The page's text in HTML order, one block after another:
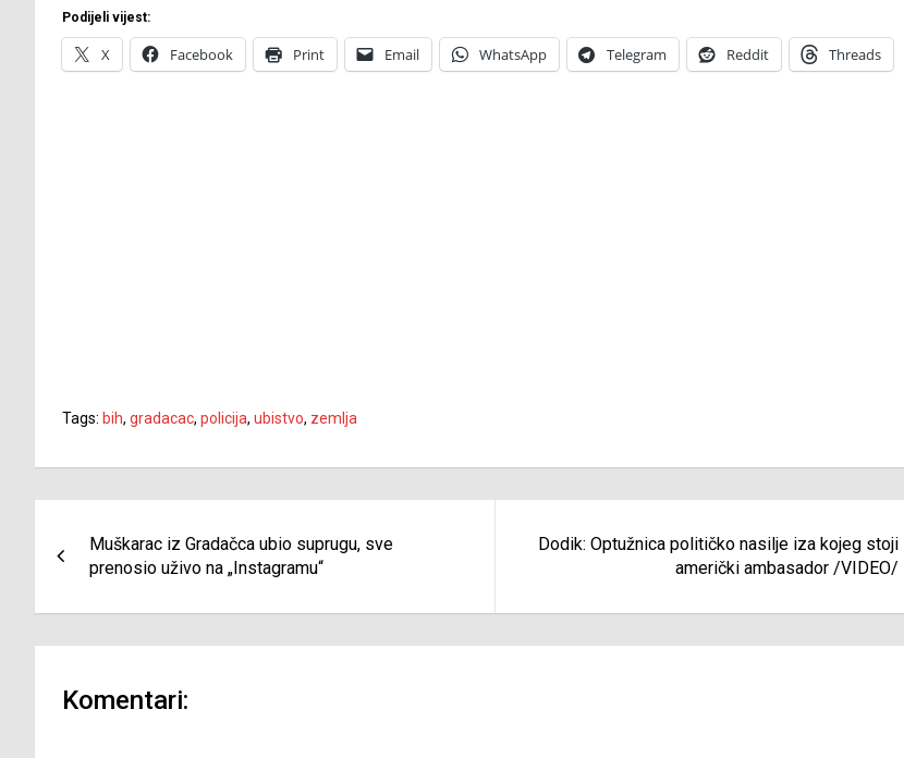
Podijeli vijest:
X Facebook Print Email WhatsApp Telegram Reddit Threads
Tags: bih, gradacac, policija, ubistvo, zemlja
članaka
Muškarac iz Gradačca ubio suprugu, sve
prenosio uživo na „Instagramu“
Dodik: Optužnica političko nasilje iza kojeg stoji
američki ambasador /VIDEO/
Komentari: